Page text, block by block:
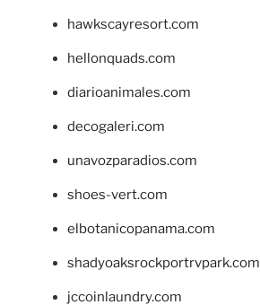
hawkscayresort.com
hellonquads.com
diarioanimales.com
decogaleri.com
unavozparadios.com
shoes-vert.com
elbotanicopanama.com
shadyoaksrockportrvpark.com
jccoinlaundry.com